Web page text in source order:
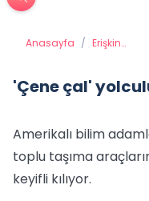
Anasayfa / Erişkin
'Çene çal'
Amerikalı bilim
toplu taşıma
keyifli kılıyor.